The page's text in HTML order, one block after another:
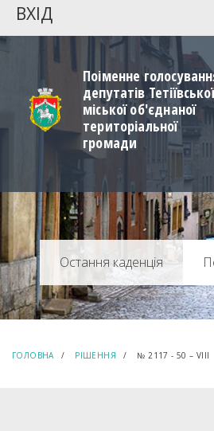
ВХІД
Поіменне
депутатів Тетіївської
міської об'єднаної
територіальної
громади
ГОЛОВНА РІШЕННЯ № 2117 - 50 – VIIІ